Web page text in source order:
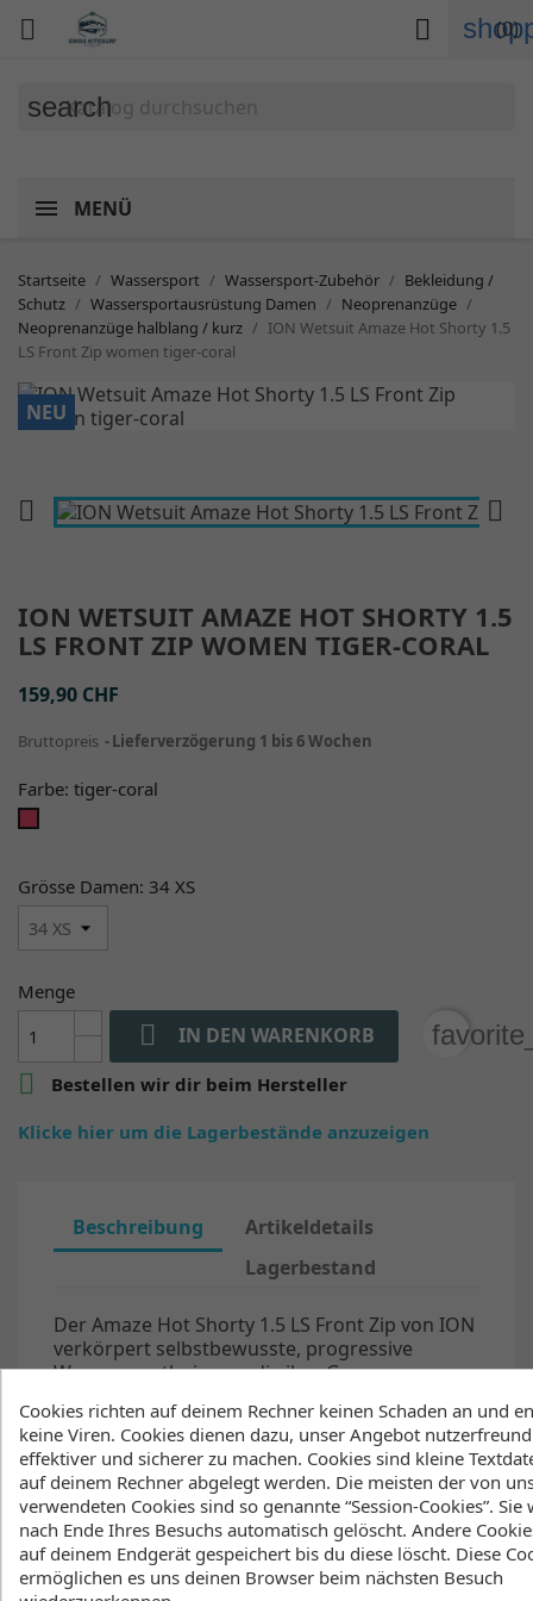
 (0)

search
MENÜ
Startseite Wassersport Wassersport-Zubehör
Bekleidung /
Schutz
Wassersportausrüstung Damen
Neoprenanzüge
Neoprenanzüge halblang / kurz
ION Wetsuit Amaze Hot Shorty 1.5
LS Front Zip women tiger-coral
NEU
 
ION WETSUIT AMAZE HOT SHORTY 1.5
LS FRONT ZIP WOMEN TIGER-CORAL
159,90 CHF
Bruttopreis Lieferverzögerung 1 bis 6 Wochen
Farbe: tiger-coral
Grösse Damen: 34 XS
Menge
 IN DEN WARENKORB

Bestellen wir dir beim Hersteller
Klicke hier um die Lagerbestände anzuzeigen
Beschreibung
Artikeldetails
Lagerbestand
Der Amaze Hot Shorty 1.5 LS Front Zip von ION
verkörpert selbstbewusste, progressive
Wassersportlerinnen, die ihre Grenzen
unterstützt dich bei Tricks, Stürzen und beim
Paddeln. Im Inneren sorgt das superweiche
Silk_Stuff für maximalen Tragekomfort. Der
etwas längere Bikinischnitt sorgt dafür, dass
alles an Ort und Stelle bleibt, damit du dich voll
und ganz auf die Wellen konzentrieren kannst.
Dank versiegelter Kanten und verstärkter
Stresspunkte sieht dieser Sommerstyle nicht
Cookies richten auf deinem Rechner keinen Schaden an und
keine Viren. Cookies dienen dazu, unser Angebot
effektiver und sicherer zu machen. Cookies sind kleine
auf deinem Rechner abgelegt werden. Die meisten der von
verwendeten Cookies sind so genannte “Session-Cookies”. Sie
nach Ende Ihres Besuchs automatisch gelöscht. Andere
auf deinem Endgerät gespeichert bis du diese löscht. Diese
ermöglichen es uns deinen Browser beim nächsten Besuch